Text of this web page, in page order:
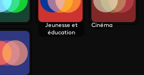
Jeunesse et
éducation
Cinéma